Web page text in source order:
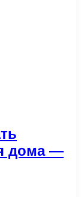
дома —